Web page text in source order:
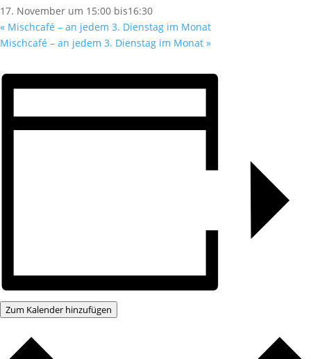
17. November um 15:00 bis16:30
« Mischcafé – an jedem 3. Dienstag im Monat
Mischcafé – an jedem 3. Dienstag im Monat »
Zum Kalender hinzufügen